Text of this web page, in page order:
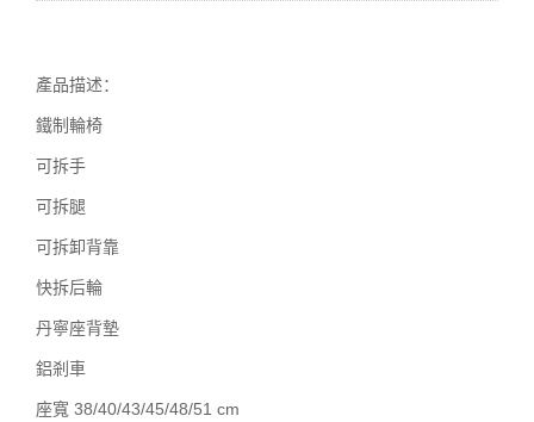
產品描述：
鐵制輪椅
可拆手
可拆腿
可拆卸背靠
快拆后輪
丹寧座背墊
鋁剎車
座寬 38/40/43/45/48/51 cm